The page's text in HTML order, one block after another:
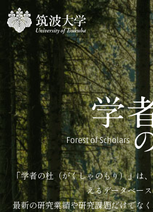
「学者の杜（がくしゃのもり）」は
えるデータベース
最新の研究業績や研究課題だけでな